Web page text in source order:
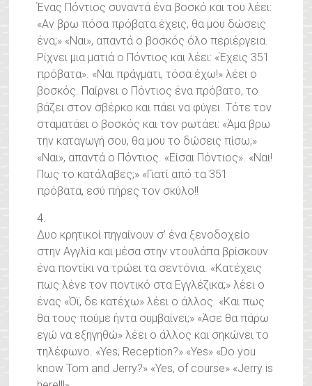
Ένας Πόντιος συναντά ένα βοσκό και του λέει:
«Αν βρω πόσα πρόβατα έχεις, θα μου δώσεις
ένα;» «Ναι», απαντά ο βοσκός όλο περιέργεια.
Ρίχνει μια ματιά ο Πόντιος και λέει: «Έχεις 351
πρόβατα». «Ναι πράγματι, τόσα έχω!» λέει ο
βοσκός. Παίρνει ο Πόντιος ένα πρόβατο, το
βάζει στον σβέρκο και πάει να φύγει. Τότε τον
σταματάει ο βοσκός και τον ρωτάει: «Άμα βρω
την καταγωγή σου, θα μου το δώσεις πίσω;»
«Ναι», απαντά ο Πόντιος. «Είσαι Πόντιος». «Ναι!
Πως το κατάλαβες;» «Γιατί από τα 351
πρόβατα, εσύ πήρες τον σκύλο!!
4.
Δυο κρητικοί πηγαίνουν σ’ ένα ξενοδοχείο
στην Αγγλία και μέσα στην ντουλάπα βρίσκουν
ένα ποντίκι να τρώει τα σεντόνια. «Κατέχεις
πως λένε τον ποντικό στα Εγγλέζικα;» λέει ο
ένας «Όϊ, δε κατέχω» λέει ο άλλος. «Και πως
θα τους πούμε ήντα συμβαίνει;» «Άσε θα πάρω
εγώ να εξηγηθώ» λέει ο άλλος και σηκώνει το
τηλέφωνο. «Yes, Reception?» «Yes» «Do you
know Tom and Jerry?» «Yes, of course» «Jerry is